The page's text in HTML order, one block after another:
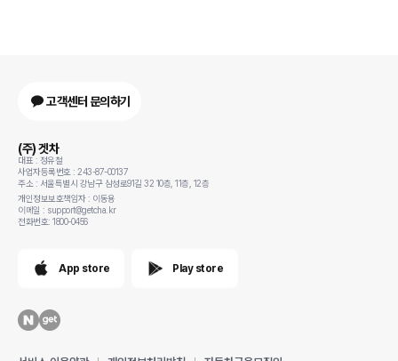
고객센터 문의하기
(주) 겟차
대표 : 정유철
사업자등록번호 : 243-87-00137
주소 : 서울특별시 강남구 삼성로91길 32 10층, 11층, 12층
개인정보보호책임자 : 이동용
이메일 : support@getcha.kr
전화번호: 1800-0456
App store Play store